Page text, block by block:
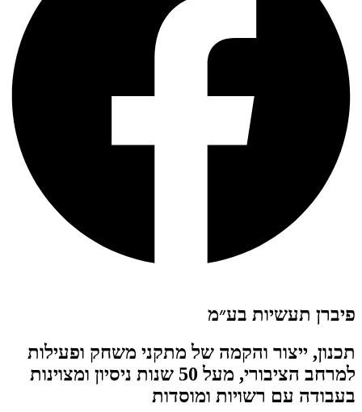
פיברן תעשיות בע״מ
תכנון, ייצור והקמה של מתקני משחק ופעילות
למרחב הציבורי, מעל 50 שנות ניסיון ומצוינות
בעבודה עם רשויות ומוסדות